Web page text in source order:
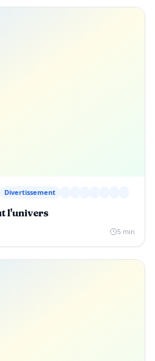
Divertissement
l'univers
5 min